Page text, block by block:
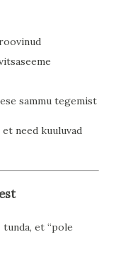
sammu tegemist
need kuuluvad
et “pole